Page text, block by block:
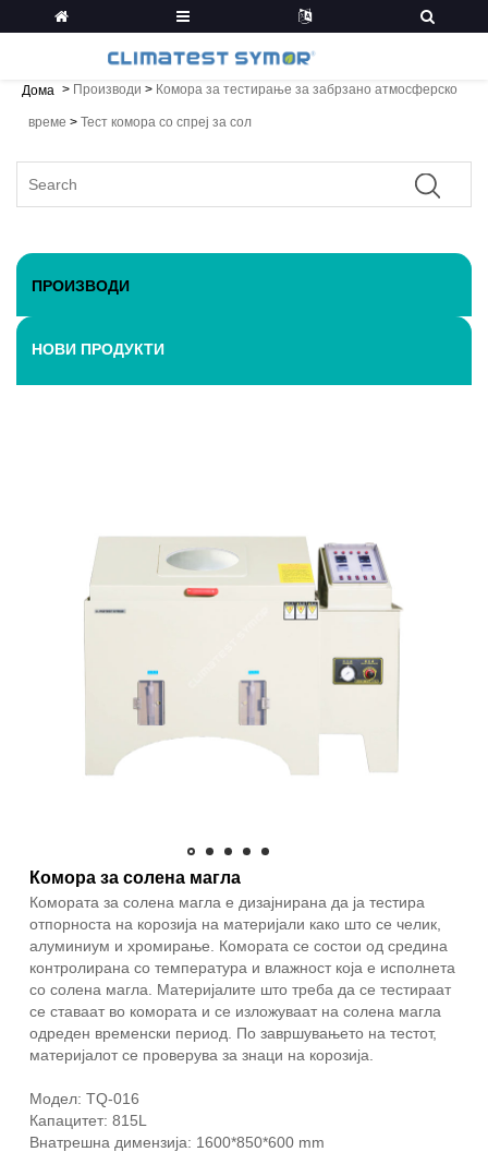
Дома > Производи > Комора за тестирање за забрзано атмосферско
време > Тест комора со спреј за сол
ПРОИЗВОДИ
НОВИ ПРОДУКТИ
Комора за солена магла
Комората за солена магла е дизајнирана да ја тестира
отпорноста на корозија на материјали како што се челик,
алуминиум и хромирање. Комората се состои од средина
контролирана со температура и влажност која е исполнета
со солена магла. Материјалите што треба да се тестираат
се ставаат во комората и се изложуваат на солена магла
одреден временски период. По завршувањето на тестот,
материјалот се проверува за знаци на корозија.
Модел: TQ-016
Капацитет: 815L
Внатрешна димензија: 1600*850*600 mm